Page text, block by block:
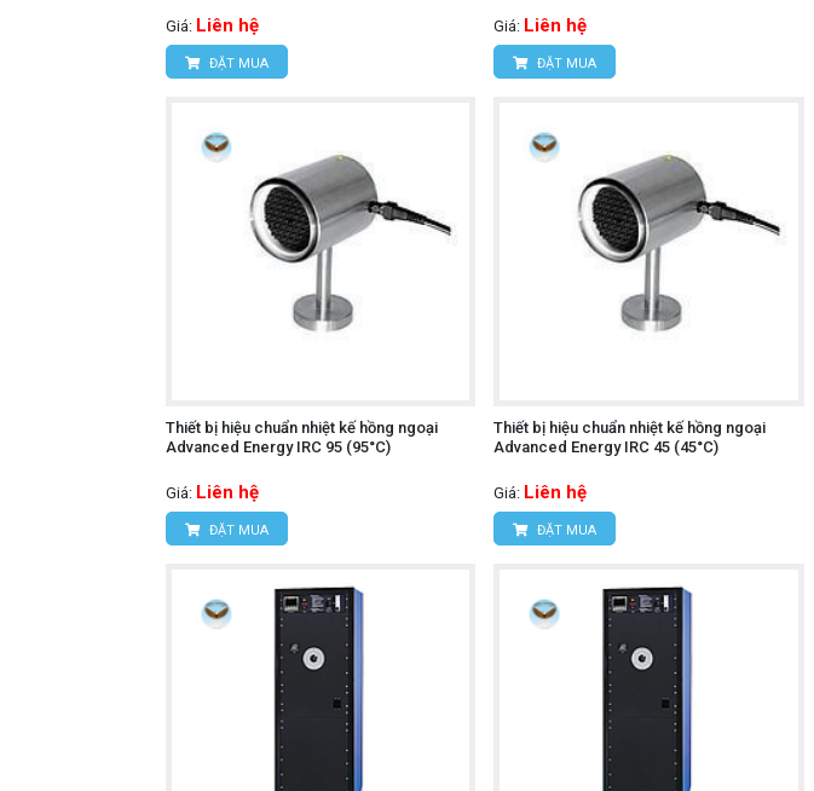
Giá: Liên hệ
ĐẶT MUA
Giá: Liên hệ
ĐẶT MUA
Thiết bị hiệu chuẩn nhiệt kế hồng ngoại
Advanced Energy IRC 95 (95°C)
Giá: Liên hệ
ĐẶT MUA
Thiết bị hiệu chuẩn nhiệt kế hồng ngoại
Advanced Energy IRC 45 (45°C)
Giá: Liên hệ
ĐẶT MUA